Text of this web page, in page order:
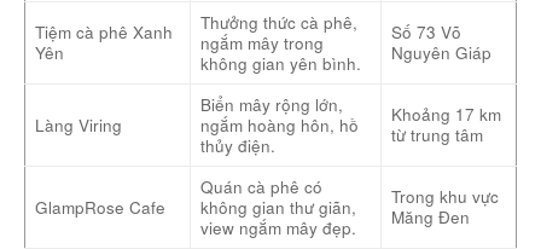
Tiệm cà phê Xanh
Yên
Thưởng thức cà phê,
ngắm mây trong
không gian yên bình.
Số 73 Võ
Nguyên Giáp
Làng Viring
Biển mây rộng lớn,
ngắm hoàng hôn, hồ
thủy điện.
Khoảng 17 km
từ trung tâm
GlampRose Cafe
Quán cà phê có
không gian thư giãn,
view ngắm mây đẹp.
Trong khu vực
Măng Đen